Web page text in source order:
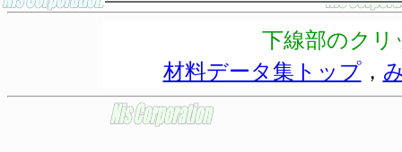
下線部のク
材料データ集トップ，